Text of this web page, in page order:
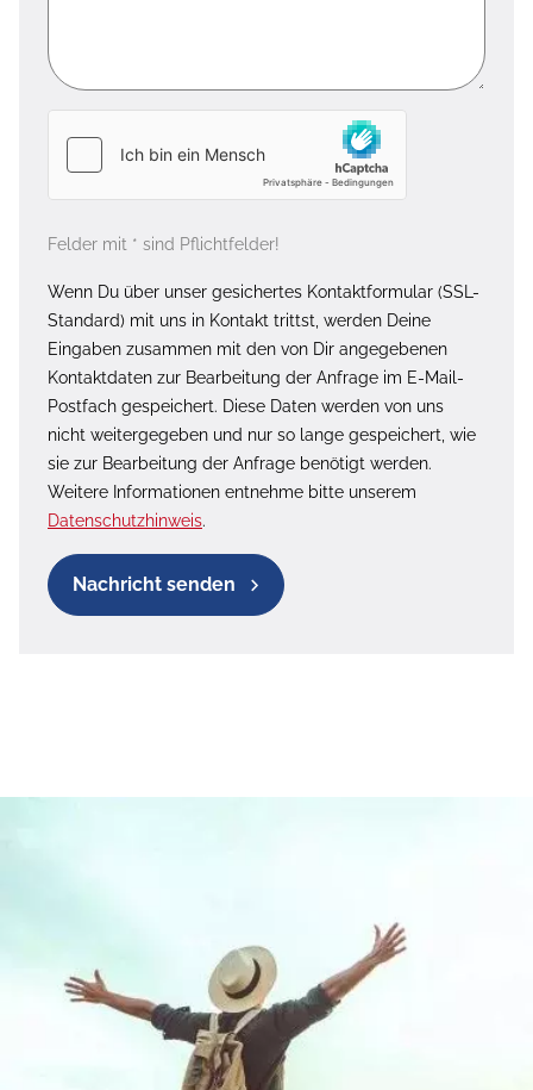
Felder mit * sind Pflichtfelder!
Wenn Du über unser gesichertes Kontaktformular (SSL-
Standard) mit uns in Kontakt trittst, werden Deine
Eingaben zusammen mit den von Dir angegebenen
Kontaktdaten zur Bearbeitung der Anfrage im E-Mail-
Postfach gespeichert. Diese Daten werden von uns
nicht weitergegeben und nur so lange gespeichert, wie
sie zur Bearbeitung der Anfrage benötigt werden.
Weitere Informationen entnehme bitte unserem
Datenschutzhinweis.
Nachricht senden